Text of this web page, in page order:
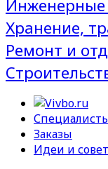
Хранение,
Ремонт и
Заказы
Идеи и